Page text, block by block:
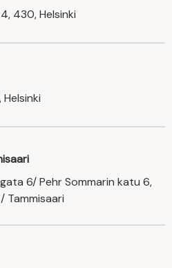
430, Helsinki
6/ Pehr Sommarin katu 6,
Tammisaari